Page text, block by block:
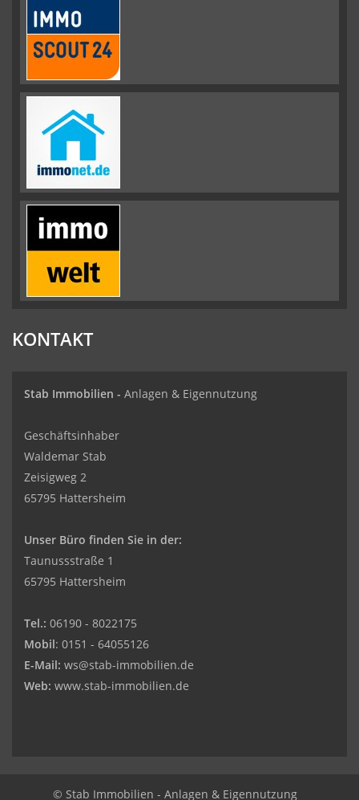
KONTAKT
Stab Immobilien - Anlagen & Eigennutzung
Geschäftsinhaber
Waldemar Stab
Zeisigweg 2
65795 Hattersheim
Unser Büro finden Sie in der:
Taunussstraße 1
65795 Hattersheim
Tel.: 06190 - 8022175
Mobil: 0151 - 64055126
E-Mail: ws@stab-immobilien.de
Web: www.stab-immobilien.de
© Stab Immobilien - Anlagen & Eigennutzung